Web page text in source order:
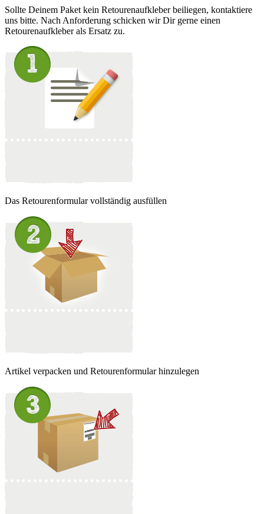
Sollte Deinem Paket kein Retourenaufkleber beiliegen, kontaktiere
uns bitte. Nach Anforderung schicken wir Dir gerne einen
Retourenaufkleber als Ersatz zu.
Das Retourenformular vollständig ausfüllen
Artikel verpacken und Retourenformular hinzulegen